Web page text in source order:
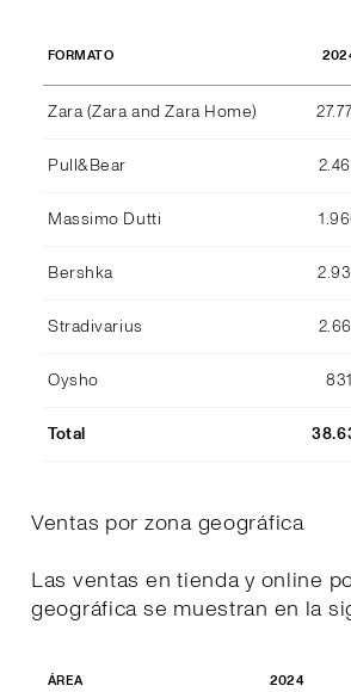
FORMATO
Zara (Zara and Zara Home)
Pull&Bear
Massimo Dutti
Bershka
Stradivarius
Oysho 831
Total
Ventas por zona geográfica
Las ventas en tienda y online
geográfica se muestran en la
ÁREA 2024